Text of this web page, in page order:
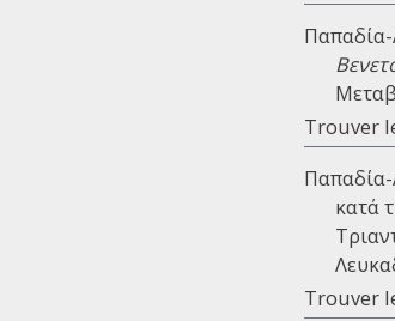
Trouver
Παπαδία-
κατά
Trouver